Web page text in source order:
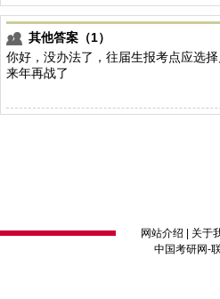
其他答案（1）
你好，没办法了，往届生报考点应选
来年再战了
网站介绍 关于
中国考研网-